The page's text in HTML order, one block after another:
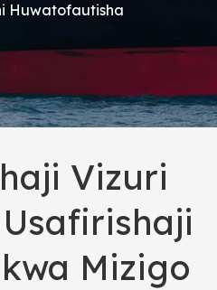
Huwatofautisha
Vizuri
Mizigo